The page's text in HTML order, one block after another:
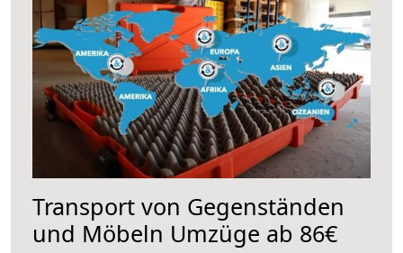
Transport von Gegenständen
und Möbeln Umzüge ab 86€